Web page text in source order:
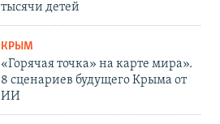
тысячи детей
КРЫМ
«Горячая точка» на карте мира».
8 сценариев будущего Крыма от
ИИ